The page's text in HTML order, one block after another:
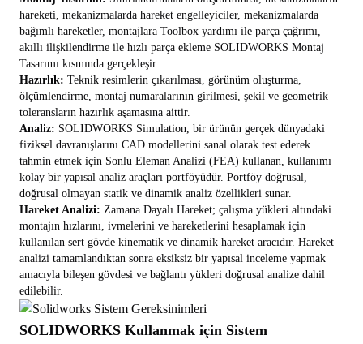
hareketi, mekanizmalarda hareket engelleyiciler, mekanizmalarda
bağımlı hareketler, montajlara Toolbox yardımı ile parça çağrımı,
akıllı ilişkilendirme ile hızlı parça ekleme SOLIDWORKS Montaj
Tasarımı kısmında gerçekleşir.
Hazırlık: Teknik resimlerin çıkarılması, görünüm oluşturma,
ölçümlendirme, montaj numaralarının girilmesi, şekil ve geometrik
toleransların hazırlık aşamasına aittir.
Analiz: SOLIDWORKS Simulation, bir ürünün gerçek dünyadaki
fiziksel davranışlarını CAD modellerini sanal olarak test ederek
tahmin etmek için Sonlu Eleman Analizi (FEA) kullanan, kullanımı
kolay bir yapısal analiz araçları portföyüdür. Portföy doğrusal,
doğrusal olmayan statik ve dinamik analiz özellikleri sunar.
Hareket Analizi: Zamana Dayalı Hareket; çalışma yükleri altındaki
montajın hızlarını, ivmelerini ve hareketlerini hesaplamak için
kullanılan sert gövde kinematik ve dinamik hareket aracıdır. Hareket
analizi tamamlandıktan sonra eksiksiz bir yapısal inceleme yapmak
amacıyla bileşen gövdesi ve bağlantı yükleri doğrusal analize dahil
edilebilir.
SOLIDWORKS Kullanmak için Sistem